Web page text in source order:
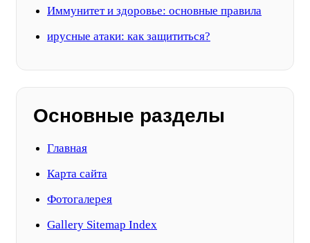
Иммунитет и здоровье: основные правила
ирусные атаки: как защититься?
Основные разделы
Главная
Карта сайта
Фотогалерея
Gallery Sitemap Index